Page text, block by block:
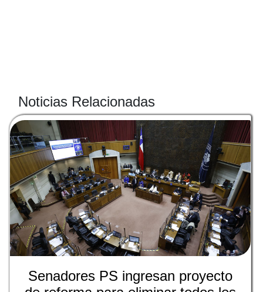
Noticias Relacionadas
Senadores PS ingresan proyecto